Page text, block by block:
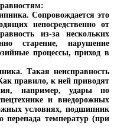
Сопровождается это
непосредственно от
из-за нескольких
старение, нарушение
процессы, приход в
Такая неисправность
правило, к ней приводят
например, удары по
и внедорожных
условиях, подшипник
перепада температур (при